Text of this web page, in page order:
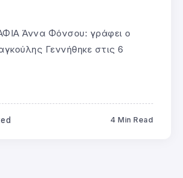
Άννα Φόνσου: γράφει ο
Γεννήθηκε στις 6
4 Min Read